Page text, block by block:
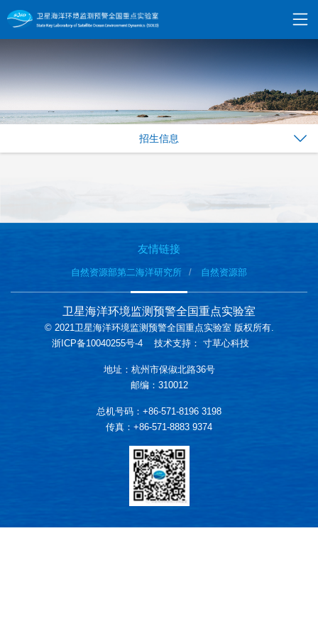
招生信息
友情链接
自然资源部第二海洋研究所 自然资源部
卫星海洋环境监测预警全国重点实验室
© 2021卫星海洋环境监测预警全国重点实验室 版权所有.
浙ICP备10040255号-4 技术支持： 寸草心科技
地址：杭州市保俶北路36号
邮编：310012
总机号码：+86-571-8196 3198
传真：+86-571-8883 9374